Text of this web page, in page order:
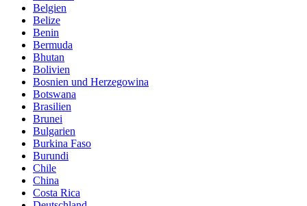
Belgien
Belize
Benin
Bermuda
Bhutan
Bolivien
Bosnien und Herzegowina
Botswana
Brasilien
Brunei
Bulgarien
Burkina Faso
Burundi
Chile
China
Costa Rica